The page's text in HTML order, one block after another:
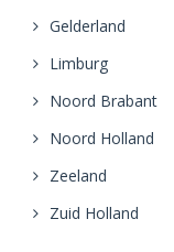
Gelderland
Limburg
Noord Brabant
Noord Holland
Zeeland
Zuid Holland